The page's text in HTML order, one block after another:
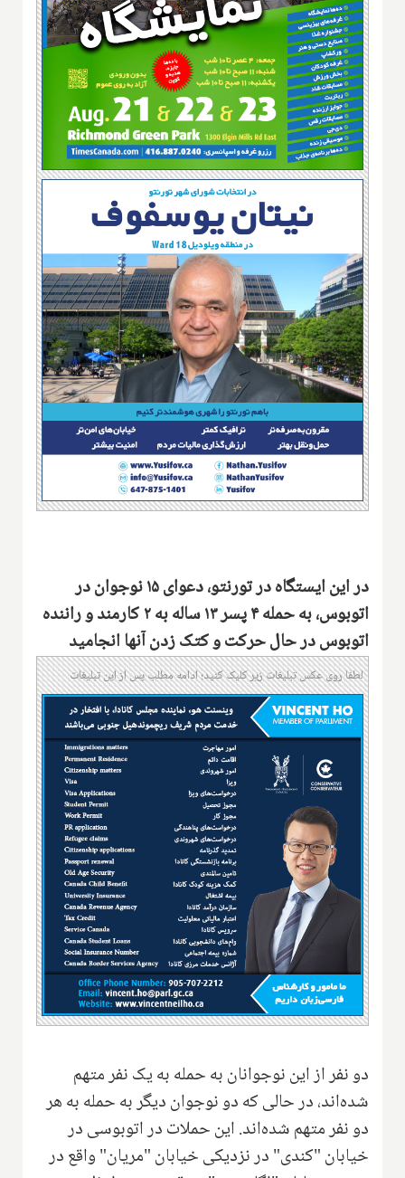
در این ایستگاه در تورنتو، دعوای ۱۵ نوجوان در
اتوبوس، به حمله ۴ پسر ۱۳ ساله به ۲ کارمند و راننده
اتوبوس در حال حرکت و کتک زدن آنها انجامید
لطفا روی عکس تبلیغات زیر کلیک کنید؛ ادامه مطلب پس از این تبلیغات
دو نفر از این نوجوانان به حمله به یک نفر متهم
شده‌اند، در حالی که دو نوجوان دیگر به حمله به هر
دو نفر متهم شده‌اند. این حملات در اتوبوسی در
خیابان "کندی" در نزدیکی خیابان "مریان" واقع در